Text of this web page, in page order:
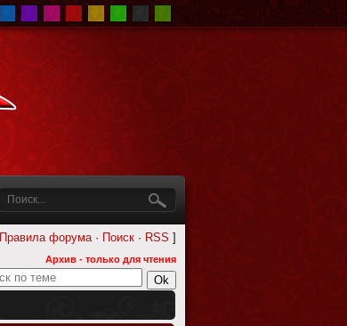
Правила форума· Поиск · RSS ]
Архив - только для чтения